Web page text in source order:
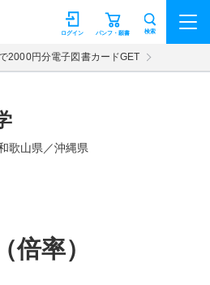
パンフ・願書
ログイン 検索
2000円分電子図書カードGET
歌山県／沖縄県
倍率）